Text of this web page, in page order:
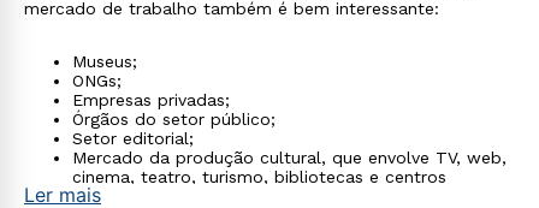
mercado de trabalho também é bem interessante:
Museus;
ONGs;
Empresas privadas;
Órgãos do setor público;
Setor editorial;
Mercado da produção cultural, que envolve TV, web,
cinema, teatro, turismo, bibliotecas e centros
culturais.
Ler mais